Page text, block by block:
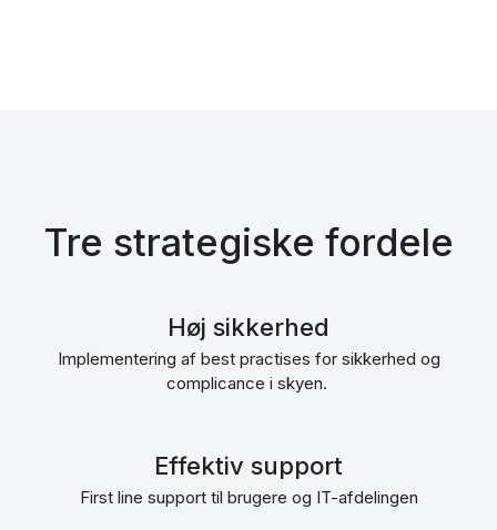
Tre strategiske fordele
Høj sikkerhed
Implementering af best practises for sikkerhed og
complicance i skyen.
Effektiv support
First line support til brugere og IT-afdelingen